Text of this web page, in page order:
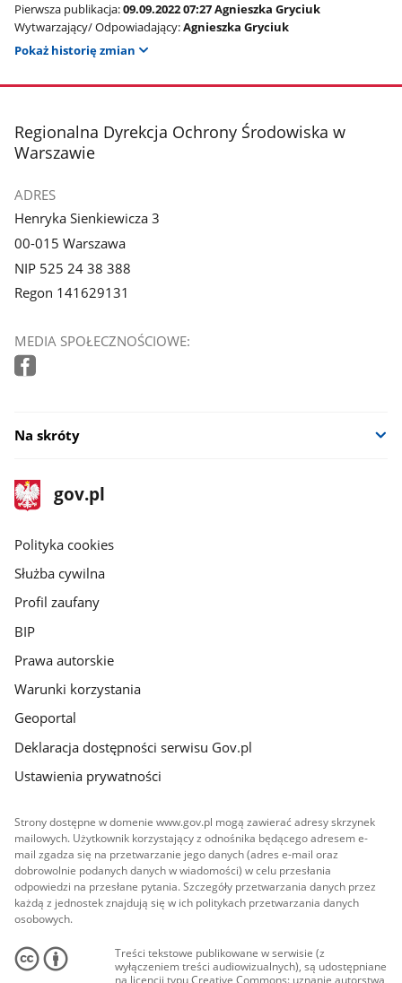
Pierwsza publikacja:09.09.2022 07:27 Agnieszka Gryciuk
Wytwarzający/ Odpowiadający:Agnieszka Gryciuk
Pokaż historię zmian
stopka
Regionalna Dyrekcja Ochrony Środowiska w
Warszawie
ADRES
Henryka Sienkiewicza 3
00-015 Warszawa
NIP 525 24 38 388
Regon 141629131
MEDIA SPOŁECZNOŚCIOWE:
Na skróty
stopka
gov.pl
Strona
gov.pl
gov.pl
Polityka cookies
Służba cywilna
Profil zaufany
BIP
Prawa autorskie
Warunki korzystania
Geoportal
Deklaracja dostępności serwisu Gov.pl
Ustawienia prywatności
Strony dostępne w domenie www.gov.pl mogą zawierać adresy skrzynek
mailowych. Użytkownik korzystający z odnośnika będącego adresem e-
mail zgadza się na przetwarzanie jego danych (adres e-mail oraz
dobrowolnie podanych danych w wiadomości) w celu przesłania
odpowiedzi na przesłane pytania. Szczegóły przetwarzania danych przez
każdą z jednostek znajdują się w ich politykach przetwarzania danych
osobowych.
Treści tekstowe publikowane w serwisie (z
wyłączeniem treści audiowizualnych), są udostępniane
na licencji typu Creative Commons: uznanie autorstwa